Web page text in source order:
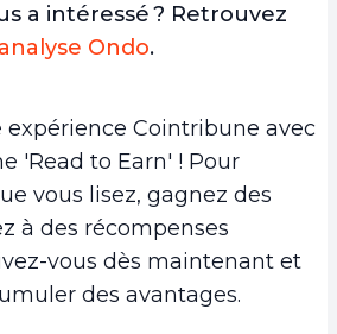
a intéressé ? Retrouvez
analyse Ondo.
expérience Cointribune avec
'Read to Earn' ! Pour
vous lisez, gagnez des
à des récompenses
vous dès maintenant et
des avantages.